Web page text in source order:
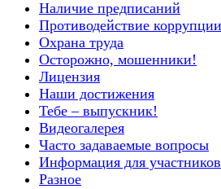
Наличие предписаний
Противодействие коррупции
Охрана труда
Осторожно, мошенники!
Лицензия
Наши достижения
Тебе – выпускник!
Видеогалерея
Часто задаваемые вопросы
Информация для
Разное